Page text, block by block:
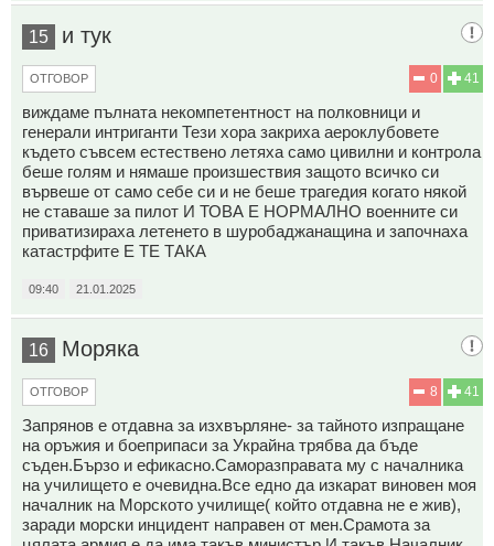
15 и тук
41
0
ОТГОВОР
виждаме пълната некомпетентност на полковници и
генерали интриганти Тези хора закриха аероклубовете
където съвсем естествено летяха само цивилни и контрола
беше голям и нямаше произшествия защото всичко си
вървеше от само себе си и не беше трагедия когато някой
не ставаше за пилот И ТОВА Е НОРМАЛНО военните си
приватизираха летенето в шуробаджанащина и започнаха
катастрфите Е ТЕ ТАКА
09:40 21.01.2025
16 Моряка
41
8
ОТГОВОР
Запрянов е отдавна за изхвърляне- за тайното изпращане
на оръжия и боеприпаси за Украйна трябва да бъде
съден.Бързо и ефикасно.Саморазправата му с началника
на училището е очевидна.Все едно да изкарат виновен моя
началник на Морското училище( който отдавна не е жив),
заради морски инцидент направен от мен.Срамота за